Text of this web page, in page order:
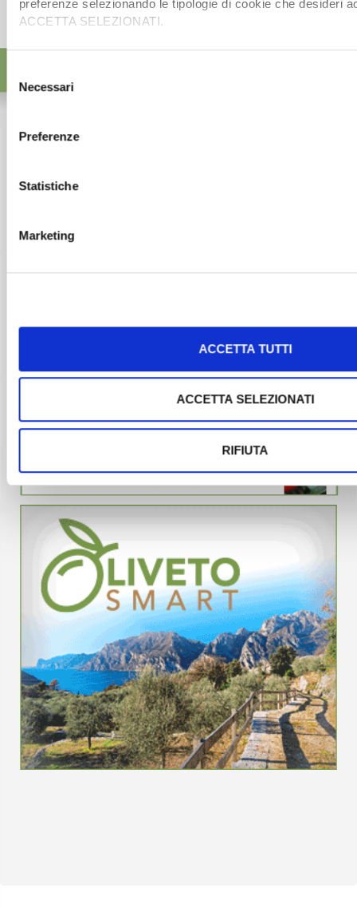
preferenze selezionando le tipologie di cookie che desideri
ACCETTA SELEZIONATI.
delNecessari
Preferenze
Statistiche
Marketing
ACCETTA TUTTI
ACCETTA SELEZIONATI
RIFIUTA